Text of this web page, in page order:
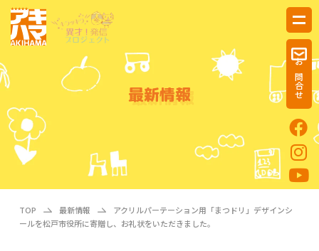
お問合せ
最新情報
TOP 最新情報
アクリルパーテーション用「まつドリ」デザインシ
ールを松戸市役所に寄贈し、お礼状をいただきました。